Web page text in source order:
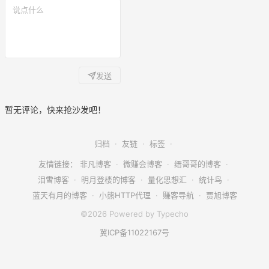
发送
暂无评论，快来抢沙发吧！
归档 · 友链 · 标签 ·
友情链接： 非凡博客 · 微赚会博客 · 缙哥哥的博客 ·
泪雪博客 · 明月登楼的博客 · 量化思想汇 · 统计鸟
·
蓝天有月的博客 · 小熊HTTP代理 · 赚客导航 ·
贾旭博客
©2026 Powered by Typecho
冀ICP备11022167号